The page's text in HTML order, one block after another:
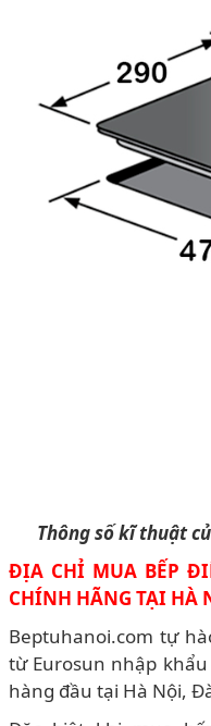
Thông số kĩ thuật
ĐỊA CHỈ MUA BẾP
CHÍNH HÃNG TẠI HÀ
Beptuhanoi.com tự
từ Eurosun nhập
hàng đầu tại Hà Nội,